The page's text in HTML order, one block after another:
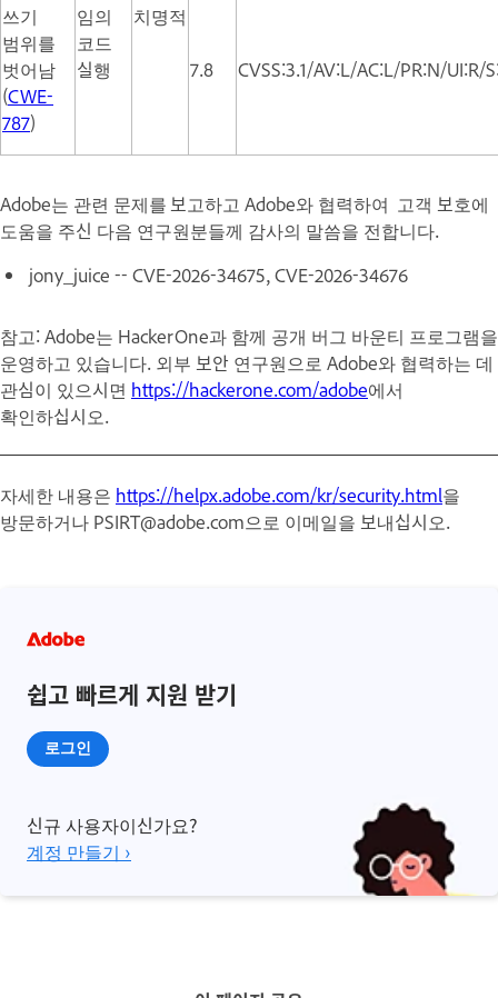
쓰기
범위를
벗어남
(CWE-
787)
임의
코드
실행
치명적
7.8
CVSS:3.1/AV:L/AC:L/PR:N/UI:R/
Adobe는 관련 문제를 보고하고 Adobe와 협력하여 고객 보호에
도움을 주신 다음 연구원분들께 감사의 말씀을 전합니다.
jony_juice -- CVE-2026-34675, CVE-2026-34676
참고: Adobe는 HackerOne과 함께 공개 버그 바운티 프로그램을
운영하고 있습니다. 외부 보안 연구원으로 Adobe와 협력하는 데
관심이 있으시면 https://hackerone.com/adobe에서
확인하십시오.
자세한 내용은 https://helpx.adobe.com/kr/security.html을
방문하거나 PSIRT@adobe.com으로 이메일을 보내십시오.
쉽고 빠르게 지원 받기
로그인
신규 사용자이신가요?
계정 만들기 ›